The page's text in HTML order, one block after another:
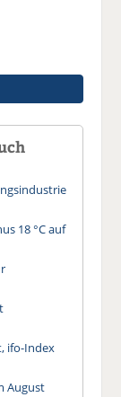
18 °C auf
ifo-Index
August